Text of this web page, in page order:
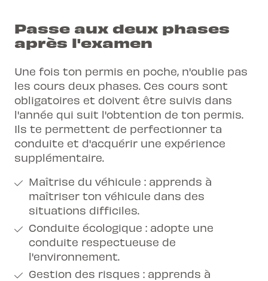
Passe aux deux phases
après l'examen
Une fois ton permis en poche, n'oublie pas
les cours deux phases. Ces cours sont
obligatoires et doivent être suivis dans
l'année qui suit l'obtention de ton permis.
Ils te permettent de perfectionner ta
conduite et d'acquérir une expérience
supplémentaire.
Maîtrise du véhicule : apprends à
maîtriser ton véhicule dans des
situations difficiles.
Conduite écologique : adopte une
conduite respectueuse de
l'environnement.
Gestion des risques : apprends à